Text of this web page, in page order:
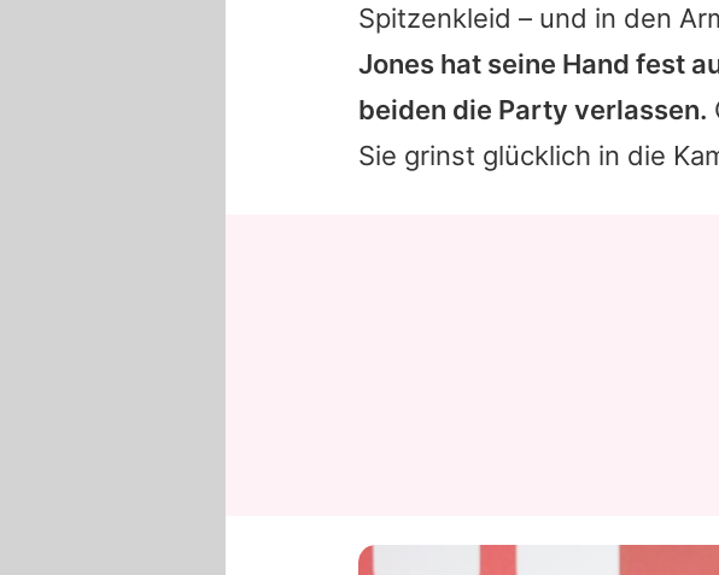
Spitzenkleid – und in den
Jones hat seine Hand fest
beiden die Party verlassen.
Sie grinst glücklich in die